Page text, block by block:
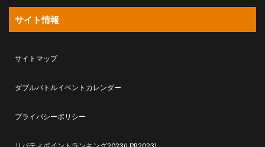
サイト情報
サイトマップ
ダブルバトルイベントカレンダー
プライバシーポリシー